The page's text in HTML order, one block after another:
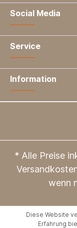
Social Media
Service
Information
* Alle Preise
wenn
Diese Website
Erfahrung